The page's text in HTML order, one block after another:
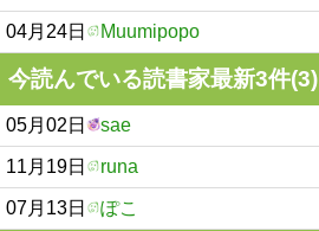
04月24日 Muumipopo
今読んでいる読書家最新3件(3)
05月02日 sae
11月19日 runa
07月13日 ぽこ